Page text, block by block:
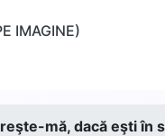
IMAGINE)
mă, dacă eşti în